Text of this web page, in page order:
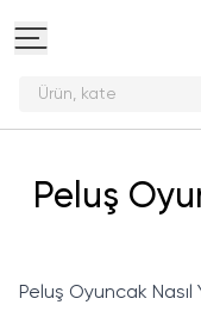
Ür
Peluş
Peluş Oyuncak Nasıl